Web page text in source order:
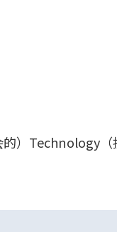
）Technology（